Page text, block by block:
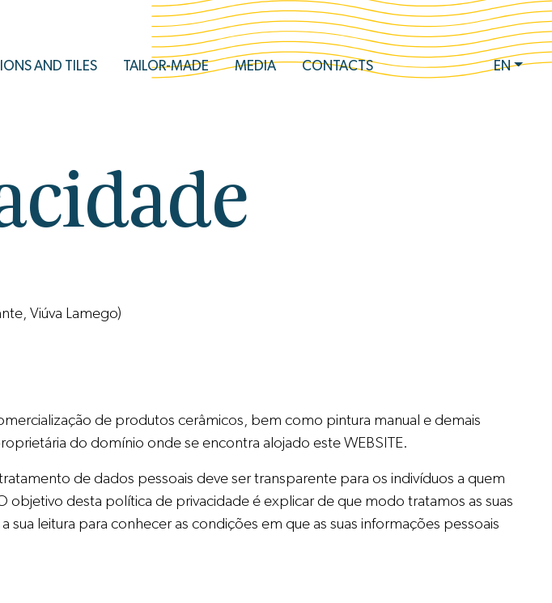
AND TILES TAILOR-MADE MEDIA CONTACTS EN
Viúva Lamego)
de produtos cerâmicos, bem como pintura manual e demais
do domínio onde se encontra alojado este WEBSITE.
de dados pessoais deve ser transparente para os indivíduos a quem
desta política de privacidade é explicar de que modo tratamos as suas
leitura para conhecer as condições em que as suas informações pessoais